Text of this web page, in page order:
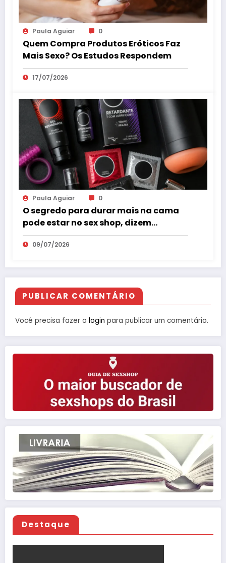
Paula Aguiar 0
Quem Compra Produtos Eróticos Faz
Mais Sexo? Os Estudos Respondem
17/07/2026
Paula Aguiar 0
O segredo para durar mais na cama
pode estar no sex shop, dizem
especialistas em saúde sexual
09/07/2026
PUBLICAR COMENTÁRIO
Você precisa fazer o login para publicar um comentário.
Destaque